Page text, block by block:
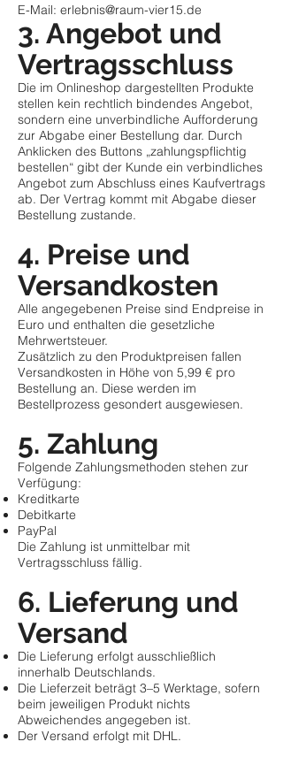
E-Mail: erlebnis@raum-vier15.de
3. Angebot und
Vertragsschluss
Die im Onlineshop dargestellten Produkte
stellen kein rechtlich bindendes Angebot,
sondern eine unverbindliche Aufforderung
zur Abgabe einer Bestellung dar. Durch
Anklicken des Buttons „zahlungspflichtig
bestellen“ gibt der Kunde ein verbindliches
Angebot zum Abschluss eines Kaufvertrags
ab. Der Vertrag kommt mit Abgabe dieser
Bestellung zustande.
4. Preise und
Versandkosten
Alle angegebenen Preise sind Endpreise in
Euro und enthalten die gesetzliche
Mehrwertsteuer.
Zusätzlich zu den Produktpreisen fallen
Versandkosten in Höhe von 5,99 € pro
Bestellung an. Diese werden im
Bestellprozess gesondert ausgewiesen.
5. Zahlung
Folgende Zahlungsmethoden stehen zur
Verfügung:
Kreditkarte
Debitkarte
PayPal
Die Zahlung ist unmittelbar mit
Vertragsschluss fällig.
6. Lieferung und
Versand
Die Lieferung erfolgt ausschließlich
innerhalb Deutschlands.
Die Lieferzeit beträgt 3–5 Werktage, sofern
beim jeweiligen Produkt nichts
Abweichendes angegeben ist.
Der Versand erfolgt mit DHL.